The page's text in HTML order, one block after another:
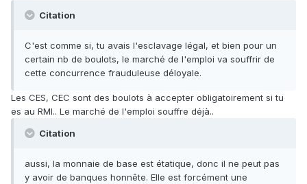
Citation
C'est comme si, tu avais l'esclavage légal, et bien pour un
certain nb de boulots, le marché de l'emploi va souffrir de
cette concurrence frauduleuse déloyale.
Les CES, CEC sont des boulots à accepter obligatoirement si tu
es au RMI.. Le marché de l'emploi souffre déjà..
Citation
aussi, la monnaie de base est étatique, donc il ne peut pas
y avoir de banques honnête. Elle est forcément une